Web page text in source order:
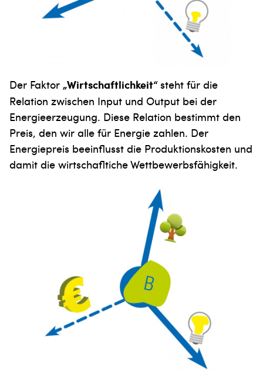
Der Faktor „Wirtschaftlichkeit“steht für die
Relation zwischen Input und Output bei der
Energieerzeugung. Diese Relation bestimmt den
Preis, den wir alle für Energie zahlen. Der
Energiepreis beeinflusst die Produktionskosten und
damit die wirtschafltiche Wettbewerbsfähigkeit.